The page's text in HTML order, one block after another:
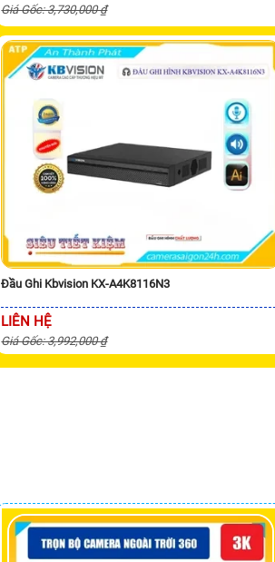
Giá Gốc: 3,730,000 ₫
Đầu Ghi Kbvision KX-A4K8116N3
LIÊN HỆ
Giá Gốc: 3,992,000 ₫